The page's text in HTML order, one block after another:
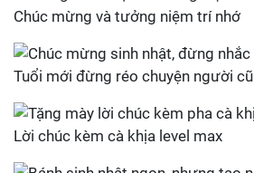
Chúc mừng và tưởng niệm trí nhớ
Tuổi mới đừng réo chuyện người cũ
Lời chúc kèm cà khịa level max